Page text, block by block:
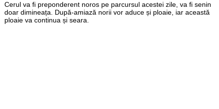
Cerul va fi preponderent noros pe parcursul acestei zile, va fi senin
doar dimineața. După-amiază norii vor aduce și ploaie, iar această
ploaie va continua și seara.